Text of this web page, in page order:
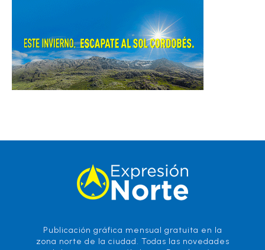
Publicación gráfica mensual gratuita en la
zona norte de la ciudad. Todas las novedades